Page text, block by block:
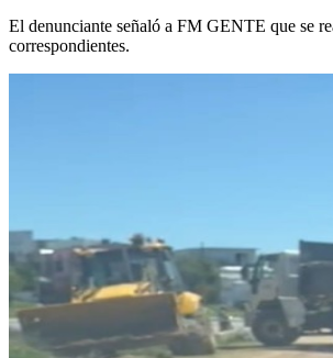
El denunciante señaló a FM GENTE que se
correspondientes.